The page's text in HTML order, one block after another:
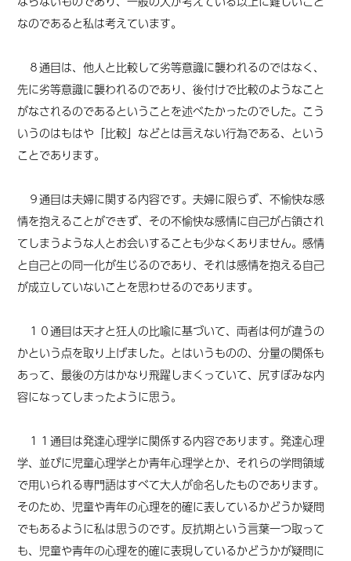
なのであると私は考えています。
８通目は、他人と比較して劣等意識に襲われるのではなく、
先に劣等意識に襲われるのであり、後付けで比較のようなこと
がなされるのであるということを述べたかったのでした。こう
いうのはもはや「比較」などとは言えない行為である、という
ことであります。
９通目は夫婦に関する内容です。夫婦に限らず、不愉快な感
情を抱えることができず、その不愉快な感情に自己が占領され
てしまうような人とお会いすることも少なくありません。感情
と自己との同一化が生じるのであり、それは感情を抱える自己
が成立していないことを思わせるのであります。
１０通目は天才と狂人の比喩に基づいて、両者は何が違うの
かという点を取り上げました。とはいうものの、分量の関係も
あって、最後の方はかなり飛躍しまくっていて、尻すぼみな内
容になってしまったように思う。
１１通目は発達心理学に関係する内容であります。発達心理
学、並びに児童心理学とか青年心理学とか、それらの学問領域
で用いられる専門語はすべて大人が命名したものであります。
そのため、児童や青年の心理を的確に表しているかどうか疑問
でもあるように私は思うのです。反抗期という言葉一つ取って
も、児童や青年の心理を的確に表現しているかどうかが疑問に